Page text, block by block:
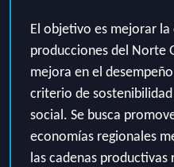
El objetivo es mejorar la
producciones del Norte
mejora en el
criterio de
social. Se busca
economías regionales
las cadenas productivas